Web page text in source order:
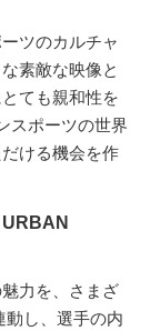
ツのカルチャ
素敵な映像と
ても親和性を
スポーツの世界
ける機会を作
力を、さまざ
動し、選手の内